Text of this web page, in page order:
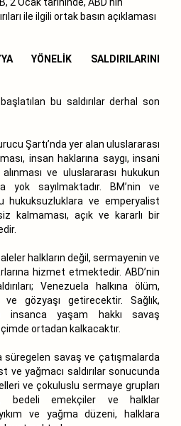
ile ilgili ortak basın açıklaması
YÖNELİK SALDIRILARINI
bu saldırılar derhal son
Şartı’nda yer alan uluslararası
insan haklarına saygı, insani
ve uluslararası hukukun
yok sayılmaktadır. BM’nin ve
hukuksuzluklara ve emperyalist
kalmaması, açık ve kararlı bir
halkların değil, sermayenin ve
hizmet etmektedir. ABD’nin
Venezuela halkına ölüm,
gözyaşı getirecektir. Sağlık,
insanca yaşam hakkı savaş
ortadan kalkacaktır.
süregelen savaş ve çatışmalarda
ve yağmacı saldırılar sonucunda
ve çokuluslu sermaye grupları
bedeli emekçiler ve halklar
ve yağma düzeni, halklara